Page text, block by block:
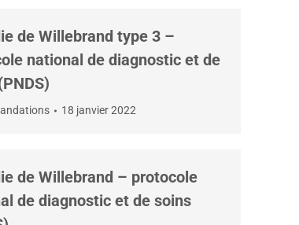
de Willebrand type 3 –
national de diagnostic et de
18 janvier 2022
de Willebrand – protocole
de diagnostic et de soins